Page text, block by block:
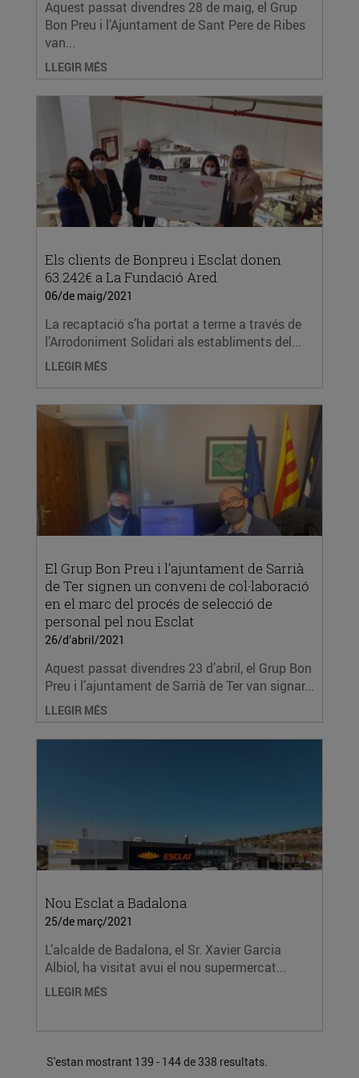
Aquest passat divendres 28 de maig, el Grup
Bon Preu i l’Ajuntament de Sant Pere de Ribes
van...
LLEGIR MÉS
Els clients de Bonpreu i Esclat donen
63.242€ a La Fundació Ared
06/de maig/2021
La recaptació s’ha portat a terme a través de
l’Arrodoniment Solidari als establiments del...
LLEGIR MÉS
El Grup Bon Preu i l’ajuntament de Sarrià
de Ter signen un conveni de col·laboració
en el marc del procés de selecció de
personal pel nou Esclat
26/d’abril/2021
Aquest passat divendres 23 d’abril, el Grup Bon
Preu i l’ajuntament de Sarrià de Ter van signar...
LLEGIR MÉS
Nou Esclat a Badalona
25/de març/2021
L’alcalde de Badalona, el Sr. Xavier Garcia
Albiol, ha visitat avui el nou supermercat...
LLEGIR MÉS
S'estan mostrant 139 - 144 de 338 resultats.